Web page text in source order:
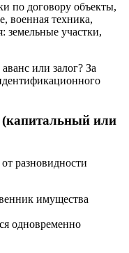
по договору объекты,
военная техника,
земельные участки,
или залог? За
или
разновидности
имущества
одновременно